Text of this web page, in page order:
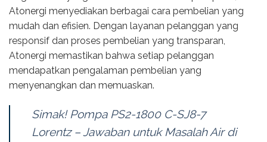
Atonergi menyediakan berbagai cara pembelian yang
mudah dan efisien. Dengan layanan pelanggan yang
responsif dan proses pembelian yang transparan,
Atonergi memastikan bahwa setiap pelanggan
mendapatkan pengalaman pembelian yang
menyenangkan dan memuaskan.
Simak! Pompa PS2-1800 C-SJ8-7
Lorentz – Jawaban untuk Masalah Air di